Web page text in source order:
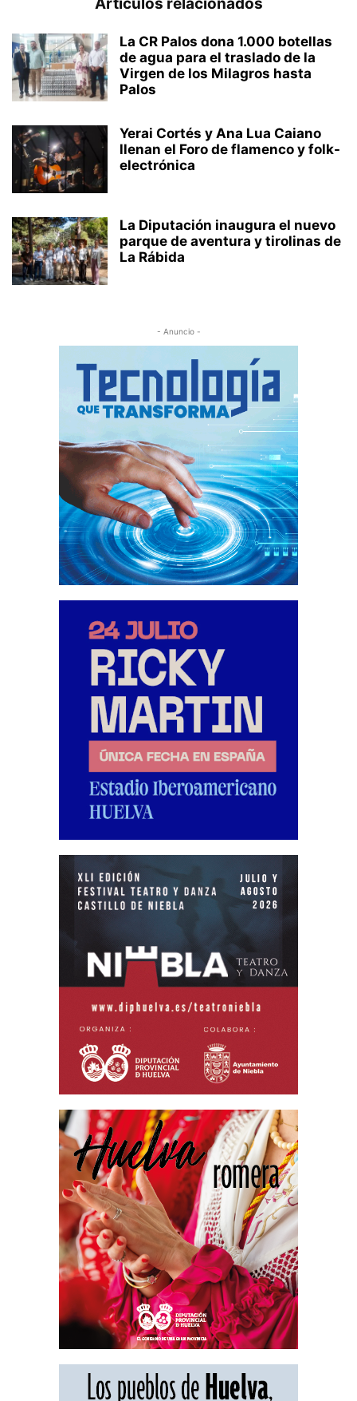
La CR Palos dona 1.000 botellas
de agua para el traslado de la
Virgen de los Milagros hasta
Palos
Yerai Cortés y Ana Lua Caiano
llenan el Foro de flamenco y folk-
electrónica
La Diputación inaugura el nuevo
parque de aventura y tirolinas de
La Rábida
- Anuncio -